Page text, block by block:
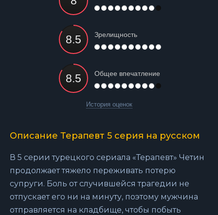
Зрелищность
Общее впечатление
История оценок
Описание Терапевт 5 серия на русском
В 5 серии турецкого сериала «Терапевт» Четин
продолжает тяжело переживать потерю
супруги. Боль от случившейся трагедии не
отпускает его ни на минуту, поэтому мужчина
отправляется на кладбище, чтобы побыть